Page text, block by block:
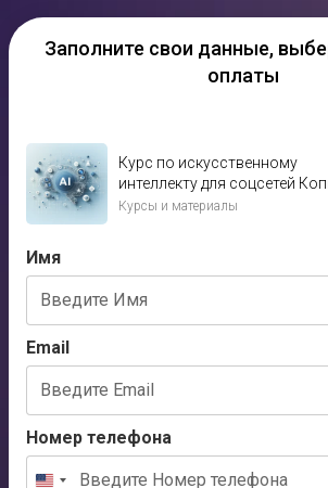
Заполните свои данные,
оплаты
Курс по искусственному
интеллекту для соцсетей
Курсы и материалы
Имя
Email
Номер телефона